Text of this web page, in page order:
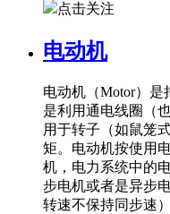
点击关注
电动机
电动机（Motor）是
是利用通电线圈（
用于转子（如鼠笼
矩。电动机按使用
机，电力系统中的
步电机或者是异步
转速不保持同步速